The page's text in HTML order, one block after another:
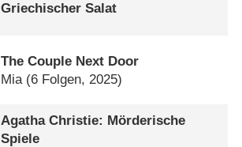
Griechischer Salat
The Couple Next Door
Mia (6 Folgen, 2025)
Agatha Christie: Mörderische
Spiele